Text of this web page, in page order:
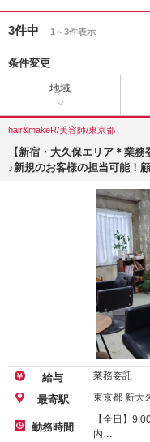
3件中 1～3件表示
条件変更
地域
hair&makeR/美容師/東京都
【新宿・大久保エリア＊業
♪新規のお客様の担当可能！
給与 業務委託
最寄駅 東京都 新大
勤務時間
【全日】
内…